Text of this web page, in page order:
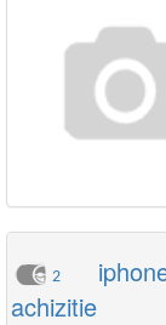
2
achizitie